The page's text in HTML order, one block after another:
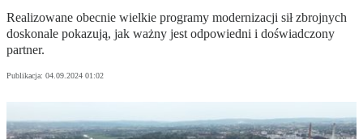
Realizowane obecnie wielkie programy modernizacji sił zbrojnych
doskonale pokazują, jak ważny jest odpowiedni i doświadczony
partner.
Publikacja: 04.09.2024 01:02